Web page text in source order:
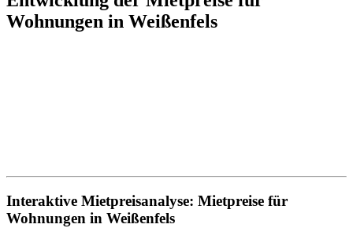
Wohnungen in Weißenfels
Interaktive Mietpreisanalyse: Mietpreise für
Wohnungen in Weißenfels